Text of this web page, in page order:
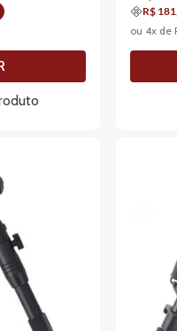
R$
ou 4x de